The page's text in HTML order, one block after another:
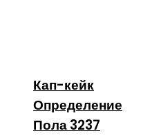
Кап-кейк
Определение
Пола 3237